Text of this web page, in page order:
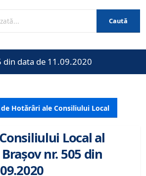
Caută
din data de 11.09.2020
Hotărâri ale Consiliului Local
Local al
nr. 505 din